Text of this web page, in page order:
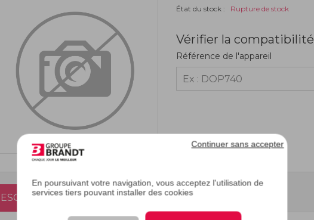
En poursuivant votre navigation, vous acceptez l'utilisation de
services tiers pouvant installer des cookies
Continuer sans accepter
État du stock : Rupture de stock
Vérifier la compatibilité
Référence de l'appareil